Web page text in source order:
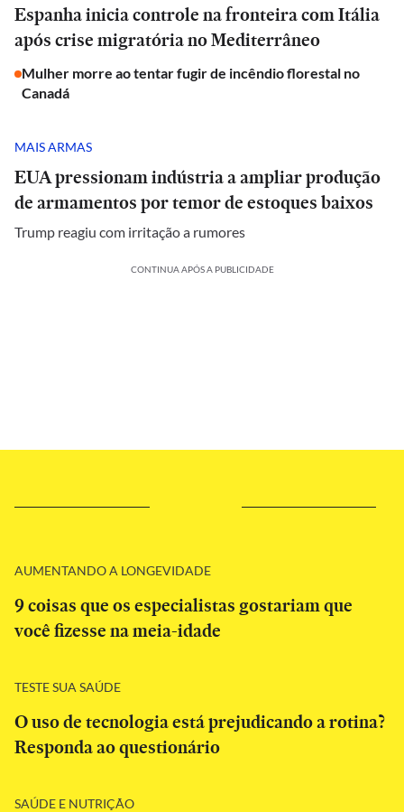
Espanha inicia controle na fronteira com Itália
após crise migratória no Mediterrâneo
Mulher morre ao tentar fugir de incêndio florestal no
Canadá
MAIS ARMAS
EUA pressionam indústria a ampliar produção
de armamentos por temor de estoques baixos
Trump reagiu com irritação a rumores
CONTINUA APÓS A PUBLICIDADE
AUMENTANDO A LONGEVIDADE
9 coisas que os especialistas gostariam que
você fizesse na meia-idade
TESTE SUA SAÚDE
O uso de tecnologia está prejudicando a rotina?
Responda ao questionário
SAÚDE E NUTRIÇÃO